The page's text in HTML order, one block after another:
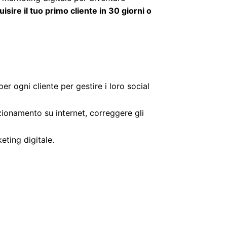
il tuo primo cliente in 30 giorni o
ogni cliente per gestire i loro social
su internet, correggere gli
digitale.